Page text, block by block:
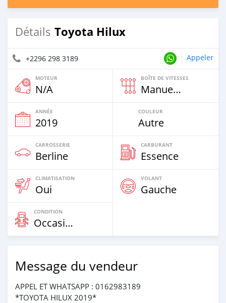
Détails Toyota Hilux
+2296 298 3189 Appeler
MOTEUR
N/A
BOÎTE DE VITESSES
Manuelle
ANNÉE
2019
COULEUR
Autre
CARROSSERIE
Berline
CARBURANT
Essence
CLIMATISATION
Oui
VOLANT
Gauche
CONDITION
Occasion
Message du vendeur
APPEL ET WHATSAPP : 0162983189
*TOYOTA HILUX 2019*